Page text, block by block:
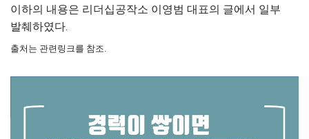
이하의 내용은 리더십공작소 이영범 대표의 글에서 일부
발췌하였다.
출처는 관련링크를 참조.